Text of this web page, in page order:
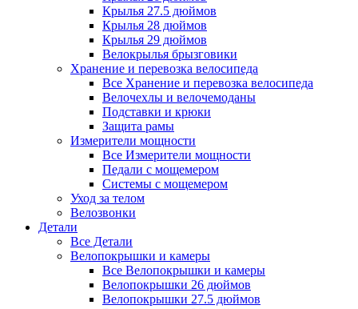
Крылья 27.5 дюймов
Крылья 28 дюймов
Крылья 29 дюймов
Велокрылья брызговики
Хранение и перевозка велосипеда
Все Хранение и перевозка велосипеда
Велочехлы и велочемоданы
Подставки и крюки
Защита рамы
Измерители мощности
Все Измерители мощности
Педали с мощемером
Системы с мощемером
Уход за телом
Велозвонки
Детали
Все Детали
Велопокрышки и камеры
Все Велопокрышки и камеры
Велопокрышки 26 дюймов
Велопокрышки 27.5 дюймов